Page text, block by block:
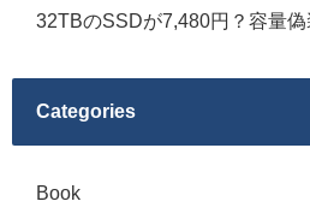
32TBのSSDが7,480円？容量
Categories
Book